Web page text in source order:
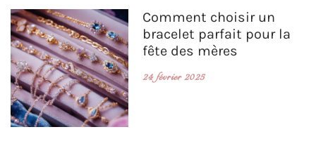
Comment choisir un
bracelet parfait pour la
fête des mères
24 février 2025